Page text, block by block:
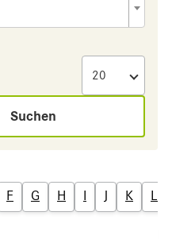
Suchen
F G H I J K L